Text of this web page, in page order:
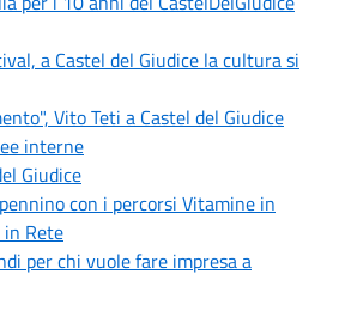
a Castel del Giudice la cultura si
Vito Teti a Castel del Giudice
interne
Giudice
con i percorsi Vitamine in
in Rete
per chi vuole fare impresa a